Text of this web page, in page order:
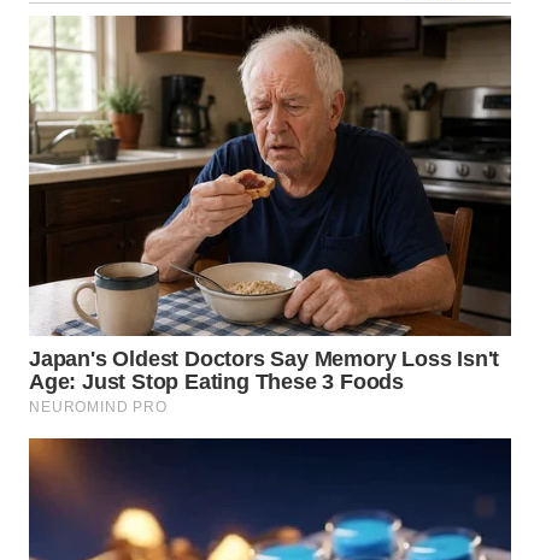
MALUKU
WN
MALUT
WN
DAIRI
DANAU
TOBA
WN
NIAS